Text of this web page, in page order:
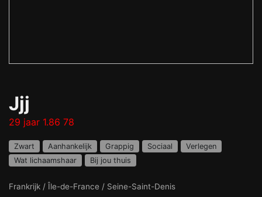
Jjj
29 jaar 1.86 78
Zwart Aanhankelijk Grappig Sociaal
Verlegen
Wat lichaamshaar
Bij jou thuis
Frankrijk / Île-de-France / Seine-Saint-Denis